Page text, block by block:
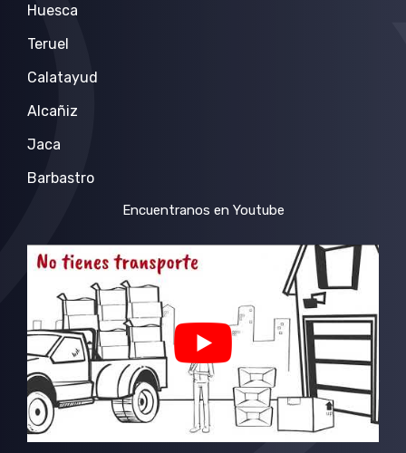
Huesca
Teruel
Calatayud
Alcañiz
Jaca
Barbastro
Encuentranos en Youtube